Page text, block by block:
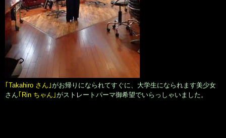
｢Takahiro さん｣がお帰りになられてすぐに、大学生になられます美少女
さん｢Rin ちゃん｣がストレートパーマ御希望でいらっしゃいました。